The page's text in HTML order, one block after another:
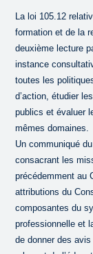
La loi 105.12
formation et de la
deuxième lecture
instance
toutes les
d’action, étudier
publics et évaluer
mêmes domaines.
Un communiqué
consacrant les
précédemment au
attributions du
composantes du
professionnelle et
de donner des